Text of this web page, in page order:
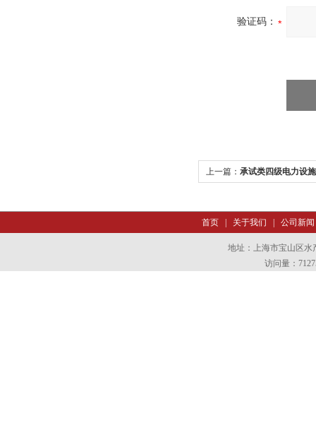
验证码：
上一篇： 承试类四级电力设
首页| 关于我们 公司新闻
地址：上海市宝山区水
访问量：